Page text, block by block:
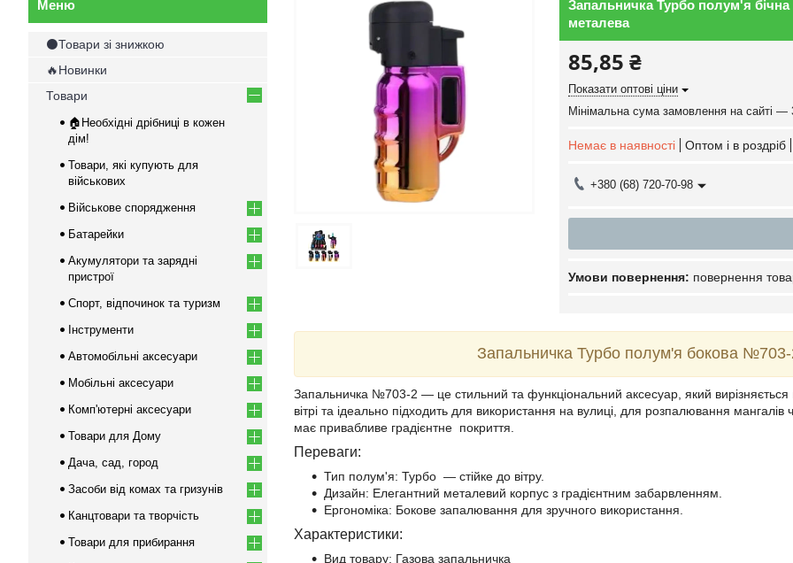
Запальничка Турбо полум'я бічна
металева
85,85 ₴
Показати оптові ціни
Мінімальна сума замовлення на сайті —
Немає в наявності Оптом і в роздріб
+380 (68) 720-70-98
повернення
Запальничка Турбо полум'я бокова №703-
Запальничка №703-2 — це стильний та функціональний аксесуар, який
вітрі та ідеально підходить для використання на вулиці, для розпалювання
має привабливе градієнтне покриття.
Переваги:
Тип полум'я: Турбо — стійке до вітру.
Дизайн: Елегантний металевий корпус з градієнтним забарвленням.
Ергономіка: Бокове запалювання для зручного використання.
Характеристики:
Вид товару: Газова запальничка
⚫Товари зі знижкою
🔥Новинки
Товари
🏠Необхідні дрібниці в кожен
дім!
Товари, які купують для
військових
Військове спорядження
Батарейки
Акумулятори та зарядні
пристрої
Спорт, відпочинок та туризм
Інструменти
Автомобільні аксесуари
Мобільні аксесуари
Комп'ютерні аксесуари
Товари для Дому
Дача, сад, город
Засоби від комах та гризунів
Канцтовари та творчість
Товари для прибирання